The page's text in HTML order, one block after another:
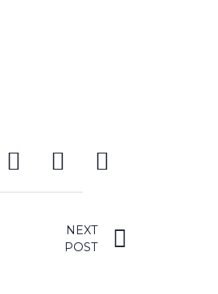
NEXT
POST